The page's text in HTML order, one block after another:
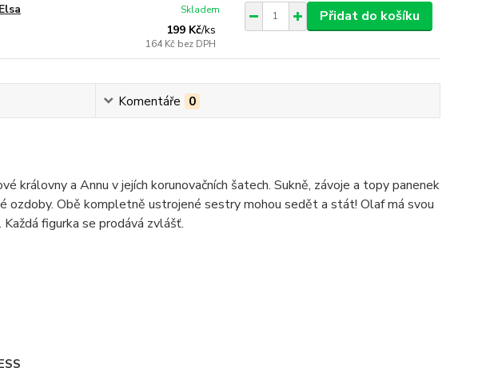
199 Kč/ks
164 Kč bez DPH
Skladem Přidat do košíku
Komentáře 0
královny a Annu v jejích korunovačních šatech. Sukně, závoje a topy panenek
Obě kompletně ustrojené sestry mohou sedět a stát! Olaf má svou
figurka se prodává zvlášť.